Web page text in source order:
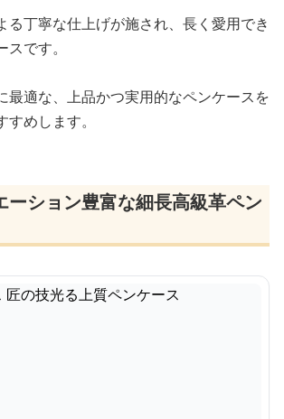
る丁寧な仕上げが施され、長く愛用でき
です。
最適な、上品かつ実用的なペンケースを
めします。
ーション豊富な細長高級革ペン